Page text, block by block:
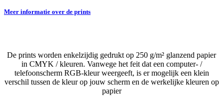
Meer informatie over de prints
De prints worden enkelzijdig gedrukt op 250 g/m² glanzend papier
in CMYK / kleuren. Vanwege het feit dat een computer- /
telefoonscherm RGB-kleur weergeeft, is er mogelijk een klein
verschil tussen de kleur op jouw scherm en de werkelijke kleuren op
papier